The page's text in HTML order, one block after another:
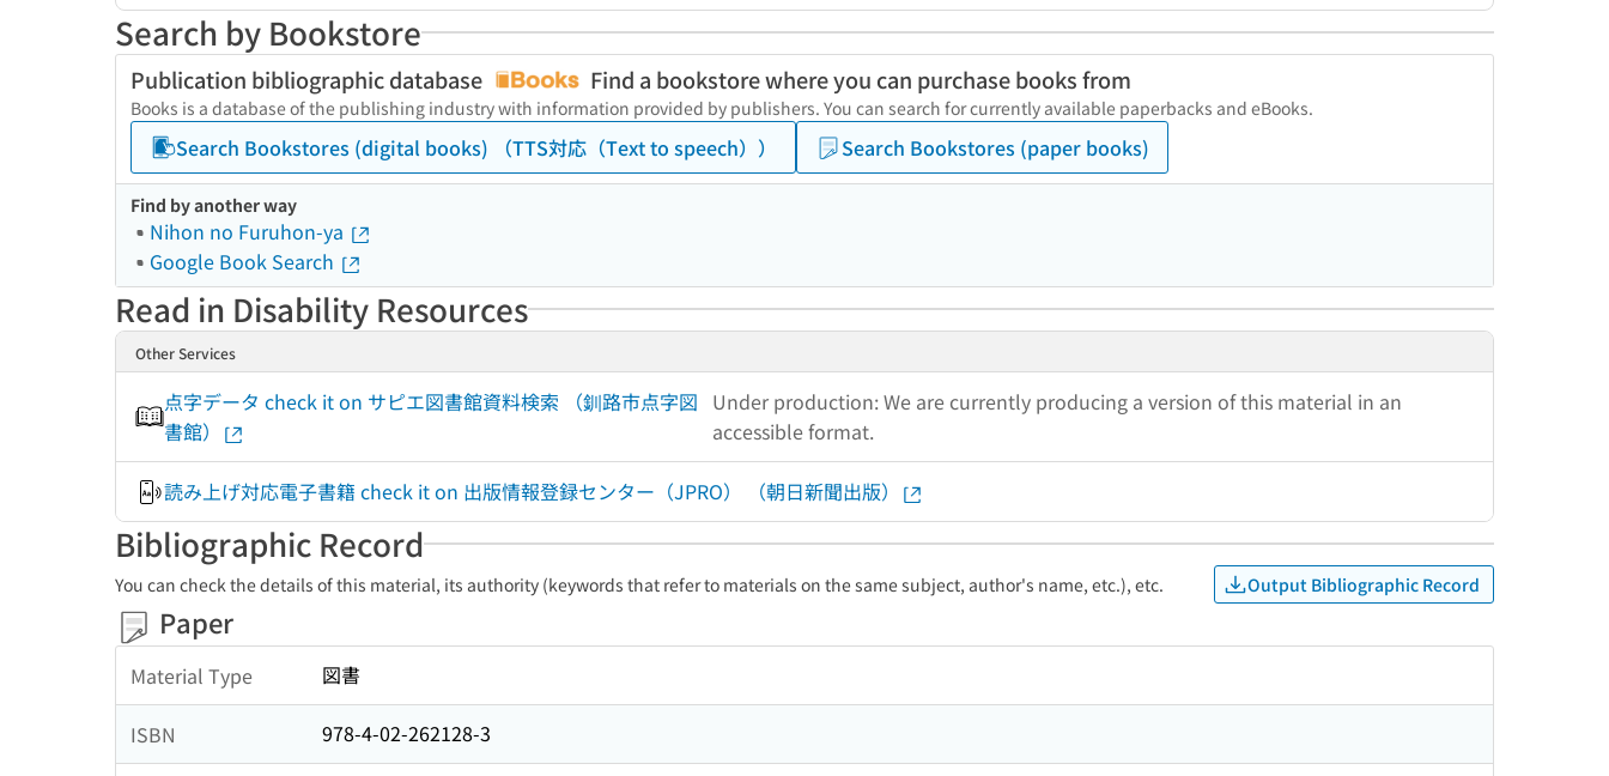
Search by Bookstore
Publication bibliographic database Find a bookstore where you can purchase books from
Books is a database of the publishing industry with information provided by publishers. You can search for currently available paperbacks and eBooks.
Search Bookstores (digital books) （TTS対応（Text to speech）） Search Bookstores (paper books)
Find by another way
Nihon no Furuhon-ya
Google Book Search
Read in Disability Resources
Other Services
点字データ check it on サピエ図書館資料検索 （釧路市点字図
書館）
Under production: We are currently producing a version of this material in an
accessible format.
読み上げ対応電子書籍 check it on 出版情報登録センター（JPRO） （朝日新聞出版）
Bibliographic Record
You can check the details of this material, its authority (keywords that refer to materials on the same subject, author's name, etc.), etc. Output Bibliographic Record
Paper
Material Type 図書
ISBN 978-4-02-262128-3